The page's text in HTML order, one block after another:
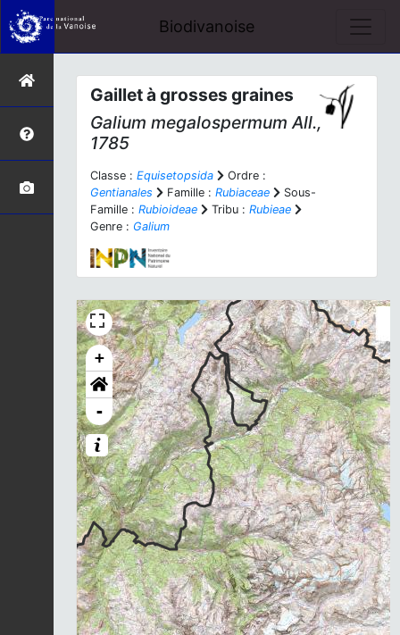
Biodivanoise
Gaillet à grosses graines
Galium megalospermum All.,
1785
Classe : Equisetopsida
Ordre :
Gentianales
Famille : Rubiaceae
Sous-
Famille : Rubioideae Tribu : Rubieae
Genre : Galium
+
-